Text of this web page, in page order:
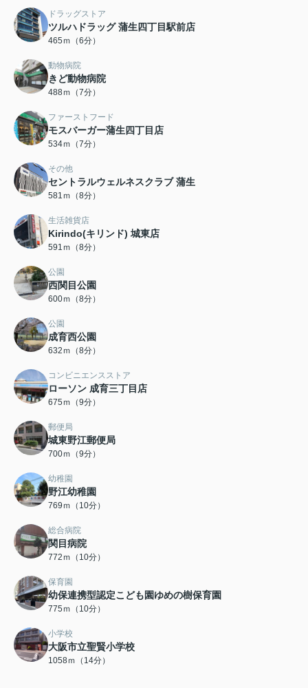
ドラッグストア
ツルハドラッグ 蒲生四丁目駅前店
465ｍ（6分）
動物病院
きど動物病院
488ｍ（7分）
ファーストフード
モスバーガー蒲生四丁目店
534ｍ（7分）
その他
セントラルウェルネスクラブ 蒲生
581ｍ（8分）
生活雑貨店
Kirindo(キリンド) 城東店
591ｍ（8分）
公園
西関目公園
600ｍ（8分）
公園
成育西公園
632ｍ（8分）
コンビニエンスストア
ローソン 成育三丁目店
675ｍ（9分）
郵便局
城東野江郵便局
700ｍ（9分）
幼稚園
野江幼稚園
769ｍ（10分）
総合病院
関目病院
772ｍ（10分）
保育園
幼保連携型認定こども園ゆめの樹保育園
775ｍ（10分）
小学校
大阪市立聖賢小学校
1058ｍ（14分）